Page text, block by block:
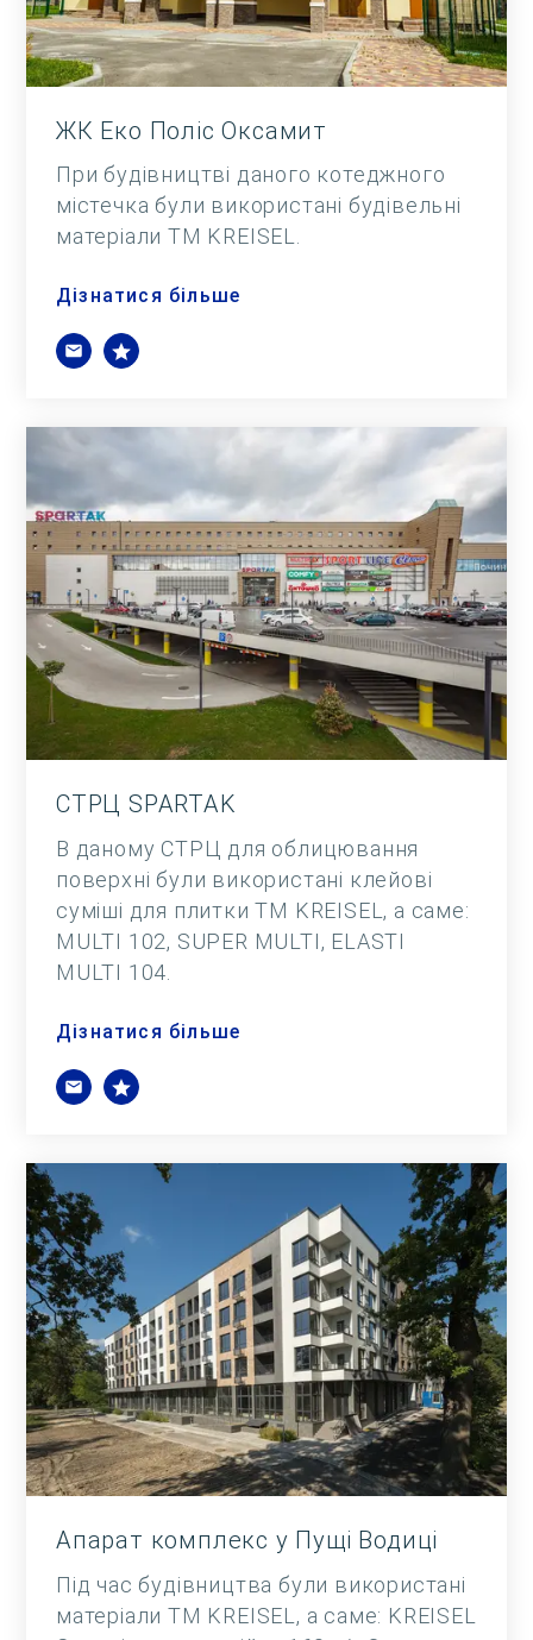
ЖК Еко Поліс Оксамит
При будівництві даного котеджного
містечка були використані будівельні
матеріали ТМ KREISEL.
Дізнатися більше
СТРЦ SPARTAK
В даному СТРЦ для облицювання
поверхні були використані клейові
суміші для плитки ТМ KREISEL, а саме:
MULTI 102, SUPER MULTI, ELASTI
MULTI 104.
Дізнатися більше
Апарат комплекс у Пущі Водиці
Під час будівництва були використані
матеріали ТМ KREISEL, а саме: KREISEL